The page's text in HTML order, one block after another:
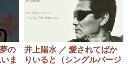
の
ま
井上陽水 ／ 愛されてばか
りいると（シングルバージ